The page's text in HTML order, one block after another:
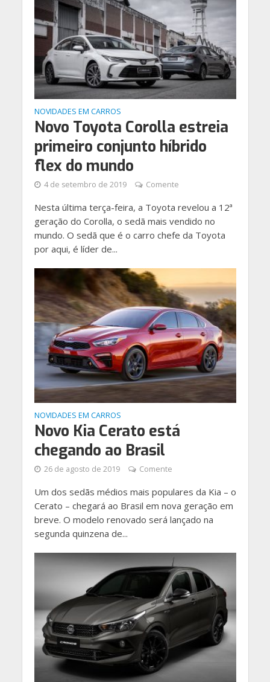
NOVIDADES EM CARROS
Novo Toyota Corolla estreia
primeiro conjunto híbrido
flex do mundo
4 de setembro de 2019 Comente
Nesta última terça-feira, a Toyota revelou a 12ª
geração do Corolla, o sedã mais vendido no
mundo. O sedã que é o carro chefe da Toyota
por aqui, é líder de...
NOVIDADES EM CARROS
Novo Kia Cerato está
chegando ao Brasil
26 de agosto de 2019 Comente
Um dos sedãs médios mais populares da Kia – o
Cerato – chegará ao Brasil em nova geração em
breve. O modelo renovado será lançado na
segunda quinzena de...